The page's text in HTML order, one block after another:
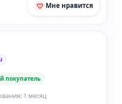
Мне нравится
покупатель
1 месяц